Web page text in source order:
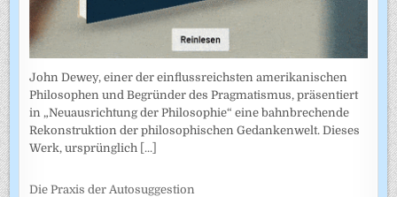
John Dewey, einer der einflussreichsten amerikanischen
Philosophen und Begründer des Pragmatismus, präsentiert
in „Neuausrichtung der Philosophie“ eine bahnbrechende
Rekonstruktion der philosophischen Gedankenwelt. Dieses
Werk, ursprünglich [...]
Die Praxis der Autosuggestion